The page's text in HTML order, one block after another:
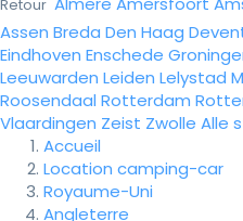
Retour
Assen Breda Den Haag
Eindhoven Enschede
Leeuwarden Leiden Lelystad
Roosendaal Rotterdam
Vlaardingen Zeist Zwolle Alle
Accueil
Location camping-car
Royaume-Uni
Angleterre